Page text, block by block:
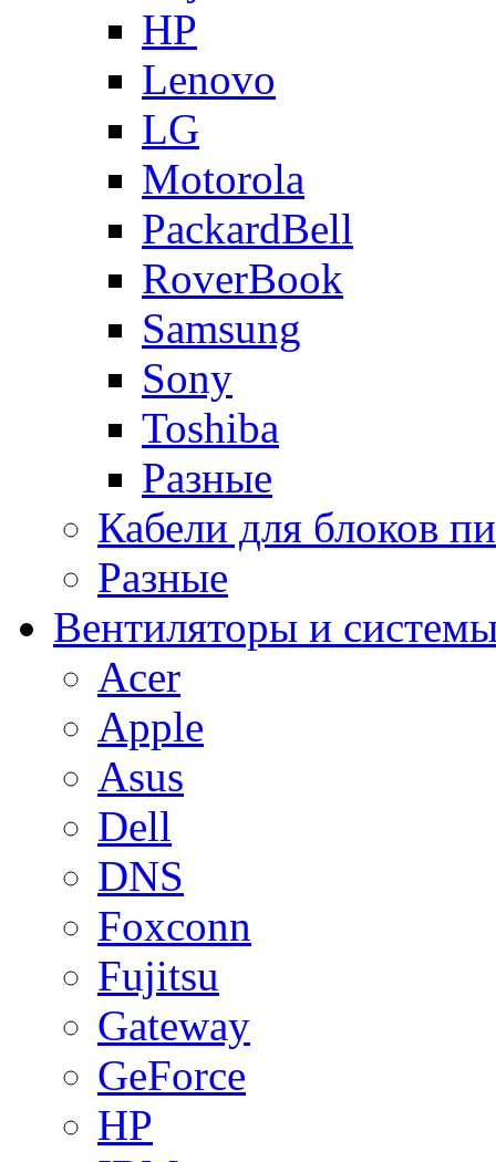
HP
Lenovo
LG
Motorola
PackardBell
RoverBook
Samsung
Sony
Toshiba
Разные
Кабели для блоков
Разные
Вентиляторы и
Acer
Apple
Asus
Dell
DNS
Foxconn
Fujitsu
Gateway
GeForce
HP